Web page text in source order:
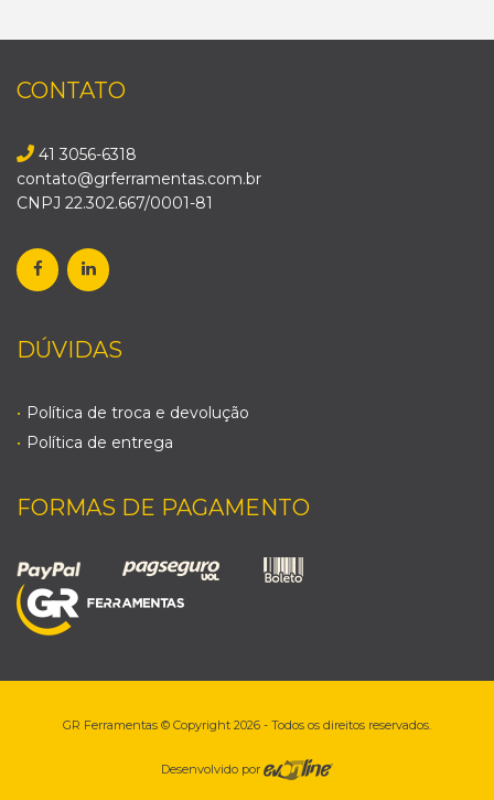
CONTATO
41 3056-6318
contato@grferramentas.com.br
CNPJ 22.302.667/0001-81
DÚVIDAS
Política de troca e devolução
Política de entrega
FORMAS DE PAGAMENTO
GR Ferramentas © Copyright 2026 - Todos os direitos reservados.
Desenvolvido por